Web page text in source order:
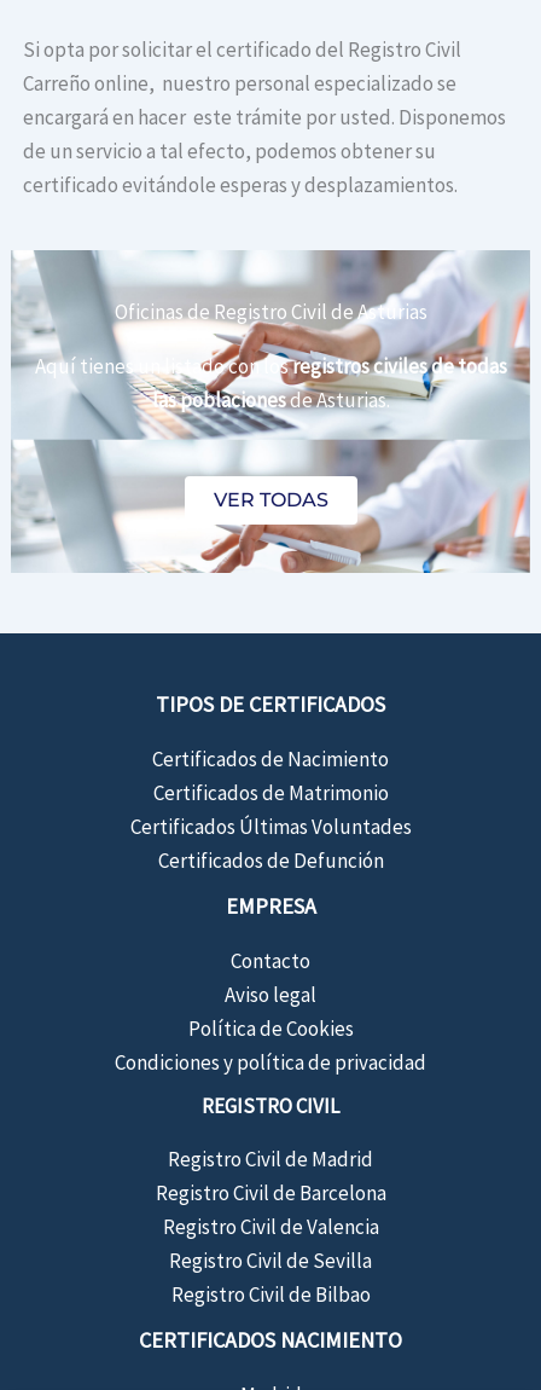
Si opta por solicitar el certificado del Registro Civil
Carreño online, nuestro personal especializado se
encargará en hacer este trámite por usted. Disponemos
de un servicio a tal efecto, podemos obtener su
certificado evitándole esperas y desplazamientos.
Oficinas de Registro Civil de Asturias
Aquí tienes un listado con losregistros civiles de todas
las poblacionesde Asturias.
VER TODAS
TIPOS DE CERTIFICADOS
Certificados de Nacimiento
Certificados de Matrimonio
Certificados Últimas Voluntades
Certificados de Defunción
EMPRESA
Contacto
Aviso legal
Política de Cookies
Condiciones y política de privacidad
REGISTRO CIVIL
Registro Civil de Madrid
Registro Civil de Barcelona
Registro Civil de Valencia
Registro Civil de Sevilla
Registro Civil de Bilbao
CERTIFICADOS NACIMIENTO